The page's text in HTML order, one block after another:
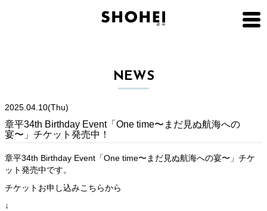
NEWS
2025.04.10(Thu)
章平34th Birthday Event「One time〜まだ見ぬ航海への
宴〜」チケット発売中！
章平34th Birthday Event「One time〜まだ見ぬ航海への宴〜」チケ
ット発売中です。
チケットお申し込みこちらから
↓